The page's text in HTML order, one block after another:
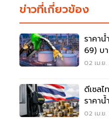
ข่าวที่เกี่ยวข้อง
ราคา
69) บ
บาท
02 เม.ย
ดีเซล
ราคา
วันละ
02 เม.ย